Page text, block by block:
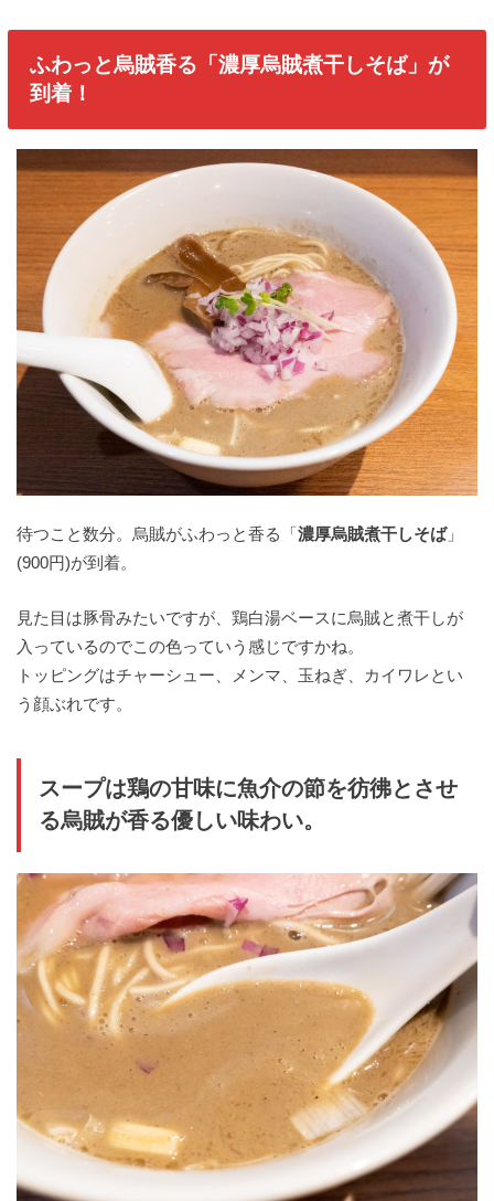
ふわっと烏賊香る「濃厚烏賊煮干しそば」が
到着！
待つこと数分。烏賊がふわっと香る「 濃厚烏賊煮干しそば」
(900円)が到着。
見た目は豚骨みたいですが、鶏白湯ベースに烏賊と煮干しが
入っているのでこの色っていう感じですかね。
トッピングはチャーシュー、メンマ、玉ねぎ、カイワレとい
う顔ぶれです。
スープは鶏の甘味に魚介の節を彷彿とさせ
る烏賊が香る優しい味わい。